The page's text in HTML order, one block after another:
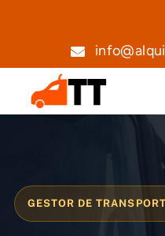
Servicios
GESTOR DE